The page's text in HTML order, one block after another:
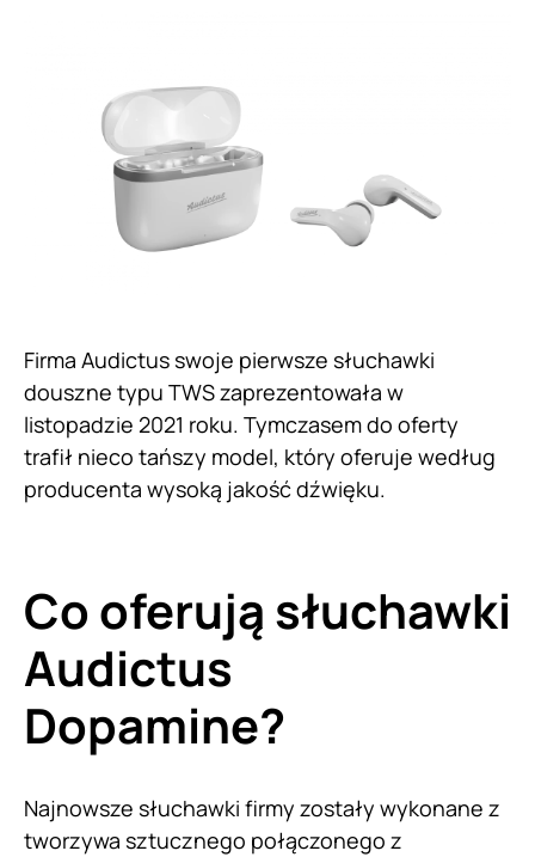
Firma Audictus swoje pierwsze słuchawki
douszne typu TWS zaprezentowała w
listopadzie 2021 roku. Tymczasem do oferty
trafił nieco tańszy model, który oferuje według
producenta wysoką jakość dźwięku.
Co oferują słuchawki
Audictus
Dopamine?
Najnowsze słuchawki firmy zostały wykonane z
tworzywa sztucznego połączonego z